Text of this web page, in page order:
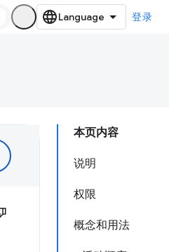
登录
本页内容
说明
权限
概念和用法